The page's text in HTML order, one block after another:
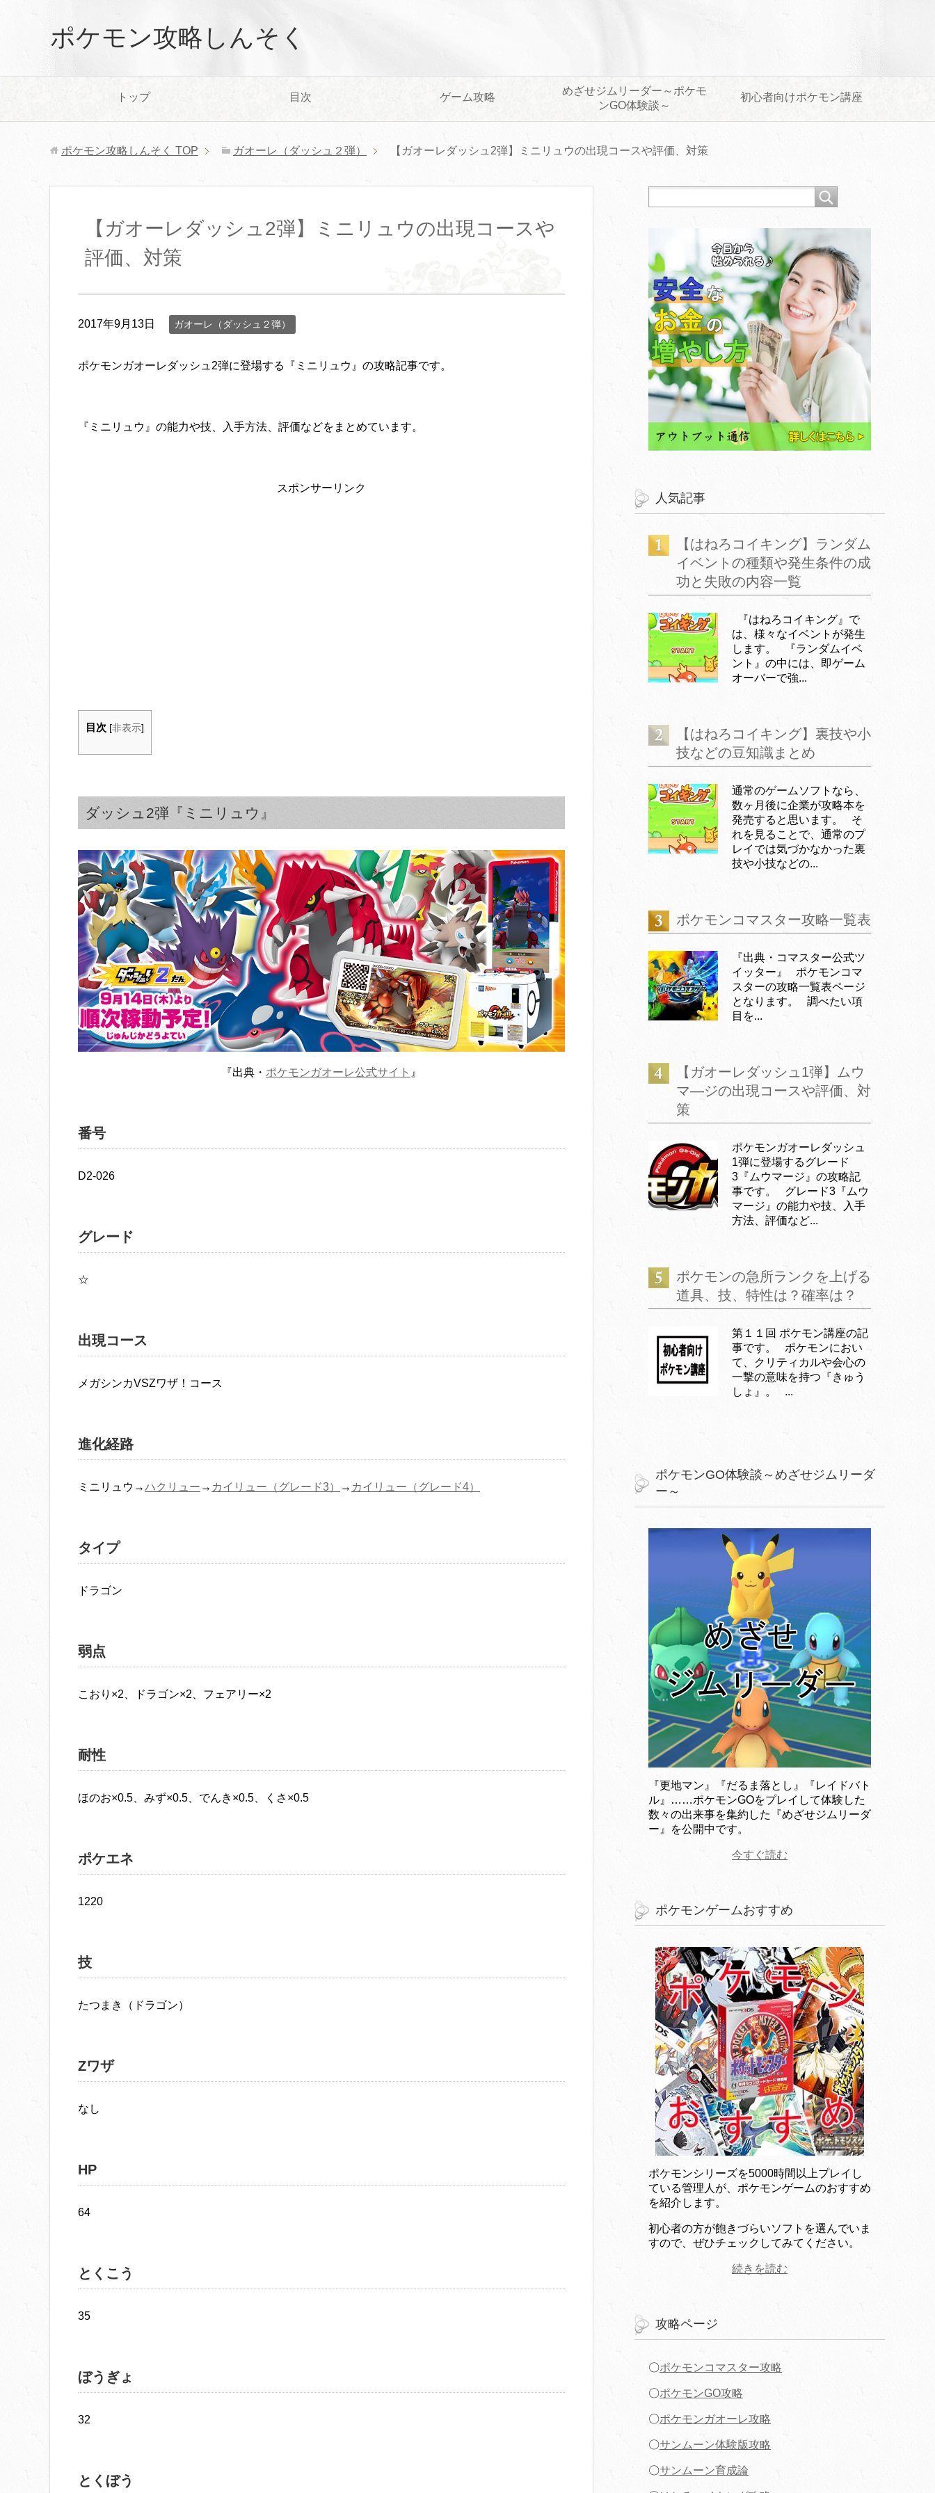
ポケモン攻略しんそく
トップ 目次 ゲーム攻略
めざせジムリーダー～ポケモ
ンGO体験談～
初心者向けポケモン講座
ポケモン攻略しんそく TOP ガオーレ（ダッシュ２弾） 【ガオーレダッシュ2弾】ミニリュウの出現コースや評価、対策
【ガオーレダッシュ2弾】ミニリュウの出現コースや
評価、対策
2017年9月13日 ガオーレ（ダッシュ２弾）
ポケモンガオーレダッシュ2弾に登場する『ミニリュウ』の攻略記事です。
『ミニリュウ』の能力や技、入手方法、評価などをまとめています。
スポンサーリンク
目次 [非表示]
ダッシュ2弾『ミニリュウ』
『出典・ ポケモンガオーレ公式サイト 』
番号
D2-026
グレード
☆
出現コース
メガシンカVSZワザ！コース
進化経路
ミニリュウ→ハクリュー → カイリュー（グレード3） → カイリュー（グレード4）
タイプ
ドラゴン
弱点
こおり×2、ドラゴン×2、フェアリー×2
耐性
ほのお×0.5、みず×0.5、でんき×0.5、くさ×0.5
ポケエネ
1220
技
たつまき（ドラゴン）
Zワザ
なし
HP
64
とくこう
35
ぼうぎょ
32
とくぼう
人気記事
【はねろコイキング】ランダム
イベントの種類や発生条件の成
功と失敗の内容一覧
『はねろコイキング』で
は、様々なイベントが発生
します。 『ランダムイベ
ント』の中には、即ゲーム
オーバーで強...
【はねろコイキング】裏技や小
技などの豆知識まとめ
通常のゲームソフトなら、
数ヶ月後に企業が攻略本を
発売すると思います。 そ
れを見ることで、通常のプ
レイでは気づかなかった裏
技や小技などの...
ポケモンコマスター攻略一覧表
『出典・コマスター公式ツ
イッター』 ポケモンコマ
スターの攻略一覧表ページ
となります。 調べたい項
目を...
【ガオーレダッシュ1弾】ムウ
マ―ジの出現コースや評価、対
策
ポケモンガオーレダッシュ
1弾に登場するグレード
3『ムウマージ』の攻略記
事です。 グレード3『ムウ
マージ』の能力や技、入手
方法、評価など...
ポケモンの急所ランクを上げる
道具、技、特性は？確率は？
第１１回 ポケモン講座の記
事です。 ポケモンにおい
て、クリティカルや会心の
一撃の意味を持つ『きゅう
しょ』。 ...
ポケモンGO体験談～めざせジムリーダ
ー～
『更地マン』『だるま落とし』『レイドバト
ル』……ポケモンGOをプレイして体験した
数々の出来事を集約した『めざせジムリーダ
ー』を公開中です。
今すぐ読む
ポケモンゲームおすすめ
ポケモンシリーズを5000時間以上プレイし
ている管理人が、ポケモンゲームのおすすめ
を紹介します。
初心者の方が飽きづらいソフトを選んでいま
すので、ぜひチェックしてみてください。
続きを読む
攻略ページ
〇ポケモンコマスター攻略
〇ポケモンGO攻略
〇ポケモンガオーレ攻略
〇サンムーン体験版攻略
〇サンムーン育成論